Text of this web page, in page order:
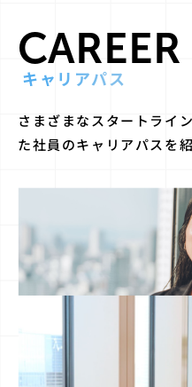
キャリアパス
さまざまなスタートライ
た社員のキャリアパスを紹